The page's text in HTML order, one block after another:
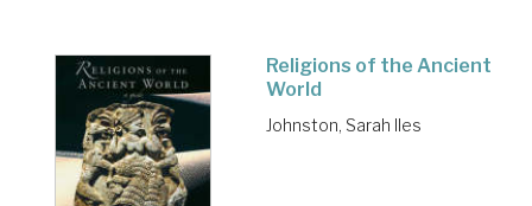
Religions of the Ancient
World
Johnston, Sarah Iles